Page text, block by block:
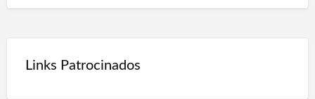
Links Patrocinados